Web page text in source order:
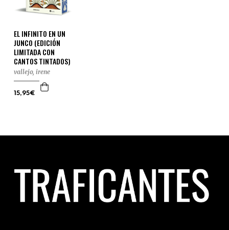
EL INFINITO EN UN
JUNCO (EDICIÓN
LIMITADA CON
CANTOS TINTADOS)
vallejo, irene
15,95€